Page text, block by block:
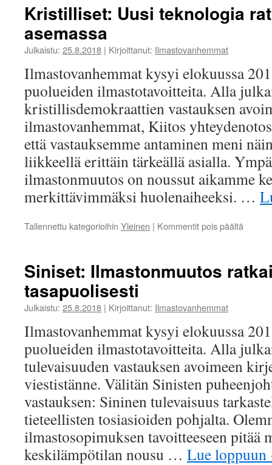
olla
Kristilliset: Uusi teknologia
asemassa
Julkaistu: 25.8.2018 | Kirjoittanut: Ilmastovanhemmat
Ilmastovanhemmat kysyi elokuussa
puolueiden ilmastotavoitteita. Alla
kristillisdemokraattien vastauksen
ilmastovanhemmat, Kiitos
että vastauksemme antaminen meni
liikkeellä erittäin tärkeällä asialla.
ilmastonmuutos on noussut aikamme
merkittävimmäksi huolenaiheeksi. …
Tallennettu kategorioihin Yleinen | Kommentit pois päältä
Siniset: Ilmastonmuutos
tasapuolisesti
Julkaistu: 25.8.2018 | Kirjoittanut: Ilmastovanhemmat
Ilmastovanhemmat kysyi elokuussa
puolueiden ilmastotavoitteita. Alla
tulevaisuuden vastauksen avoimeen
viestistänne. Välitän Sinisten
vastauksen: Sininen tulevaisuus
tieteellisten tosiasioiden pohjalta.
ilmastosopimuksen tavoitteeseen pitää
keskilämpötilan nousu … Lue loppuun